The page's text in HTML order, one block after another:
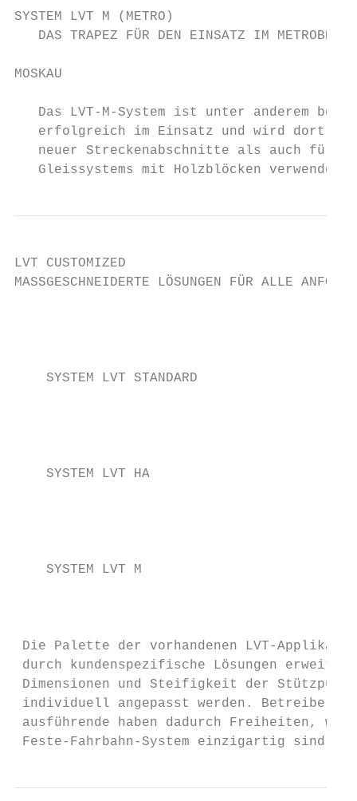
SYSTEM LVT M (METRO)
DAS TRAPEZ FÜR DEN EINSATZ IM
MOSKAU
Das LVT-M-System ist unter anderem bei
erfolgreich im Einsatz und wird dort
neuer Streckenabschnitte als auch für
   Gleissystems mit Holzblöcken verwendet.
LVT CUSTOMIZED
MASSGESCHNEIDERTE LÖSUNGEN FÜR ALLE
    SYSTEM LVT STANDARD
    SYSTEM LVT HA
    SYSTEM LVT M
Die Palette der vorhandenen LVT-
durch kundenspezifische Lösungen
Dimensionen und Steifigkeit der
individuell angepasst werden. Betreiber,
ausführende haben dadurch
Feste-Fahrbahn-System einzigartig sind.